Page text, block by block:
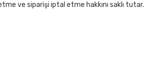
ve siparişi iptal etme hakkını saklı tutar.